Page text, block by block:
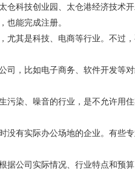
科技创业园、太仓港经济技术
也能完成注册。
其是科技、电商等行业。不过
，比如电子商务、软件开发等
染、噪音的行业，是不允许用
有实际办公场地的企业。有些
公司实际情况、行业特点和预